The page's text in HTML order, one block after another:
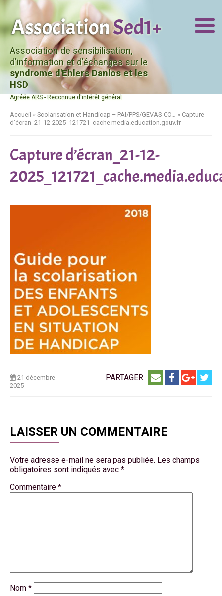
Association de sensibilisation,
d'information et d'échanges sur le
syndrome d'Ehlers Danlos et les
HSD
Agréée ARS - Reconnue d'intérêt général
Accueil » Scolarisation et Handicap – PAI/PPS/GEVAS-CO… » Capture
d’écran_21-12-2025_121721_cache.media.education.gouv.fr
Capture d’écran_21-12-
21 décembre
2025
PARTAGER :
LAISSER UN COMMENTAIRE
Votre adresse e-mail ne sera pas publiée. Les champs
obligatoires sont indiqués avec *
Commentaire *
Nom *